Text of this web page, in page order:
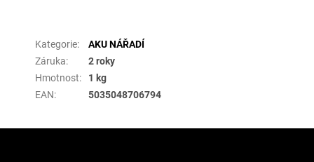
Kategorie:
AKU NÁŘADÍ
Záruka:
2 roky
Hmotnost:
1 kg
EAN: 5035048706794